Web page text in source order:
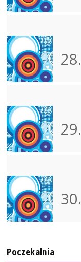
28.
29.
30.
Poczekalnia